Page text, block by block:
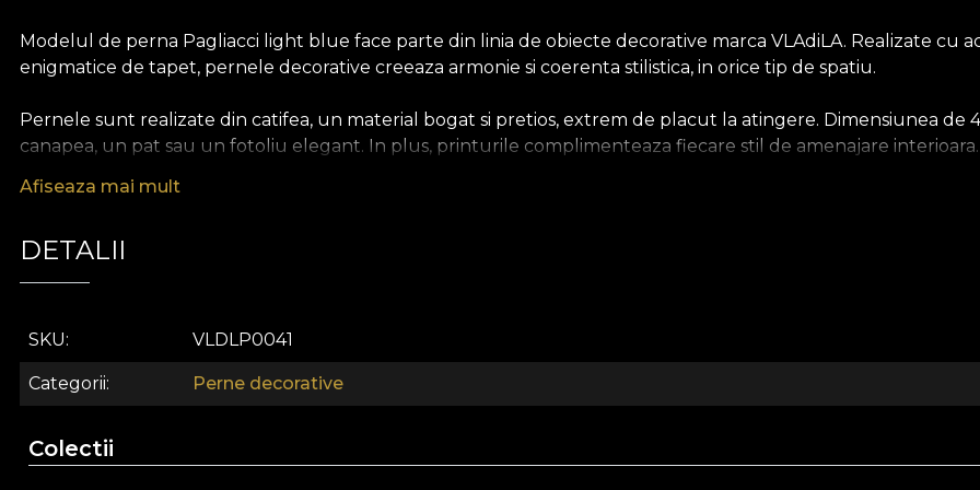
Modelul de perna Pagliacci light blue face parte din linia de obiecte decorative marca VLAdiLA. Realizate cu
enigmatice de tapet, pernele decorative creeaza armonie si coerenta stilistica, in orice tip de spatiu.
Pernele sunt realizate din catifea, un material bogat si pretios, extrem de placut la atingere. Dimensiunea de
canapea, un pat sau un fotoliu elegant. In plus, printurile complimenteaza fiecare stil de amenajare
elegant si armonios.
Casa de design VLAdiLA ofera clientilor ocazia de a se bucura de experienta propriului spatiu. De aceea,
imaginat o lume a interioarelor cu suflet. Interioare care spun povesti. Si care devin personale, pe masura ce
Cum? La inceput, cu si prin tapet. Un mod de a aduce culoare in interiorul spatiilor de locuit si care se
Afiseaza mai mult
DETALII
SKU VLDLP0041
Categorii Perne decorative
Colectii